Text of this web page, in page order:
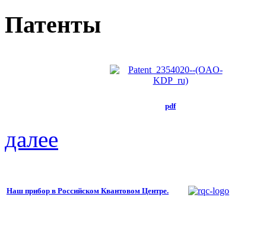
Патенты
pdf
далее
Наш прибор в Российском Квантовом Центре.